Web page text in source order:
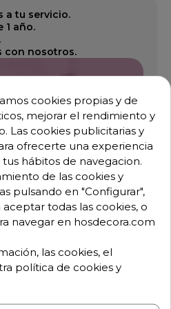
a tu servicio.
1 año.
con nosotros.
cookies propias y de
mejorar el rendimiento y
Las cookies publicitarias y
ofrecerte una experiencia
hábitos de navegacion.
de las cookies y
pulsando en "Configurar",
aceptar todas las cookies, o
navegar en hosdecora.com
las cookies, el
política de cookies y